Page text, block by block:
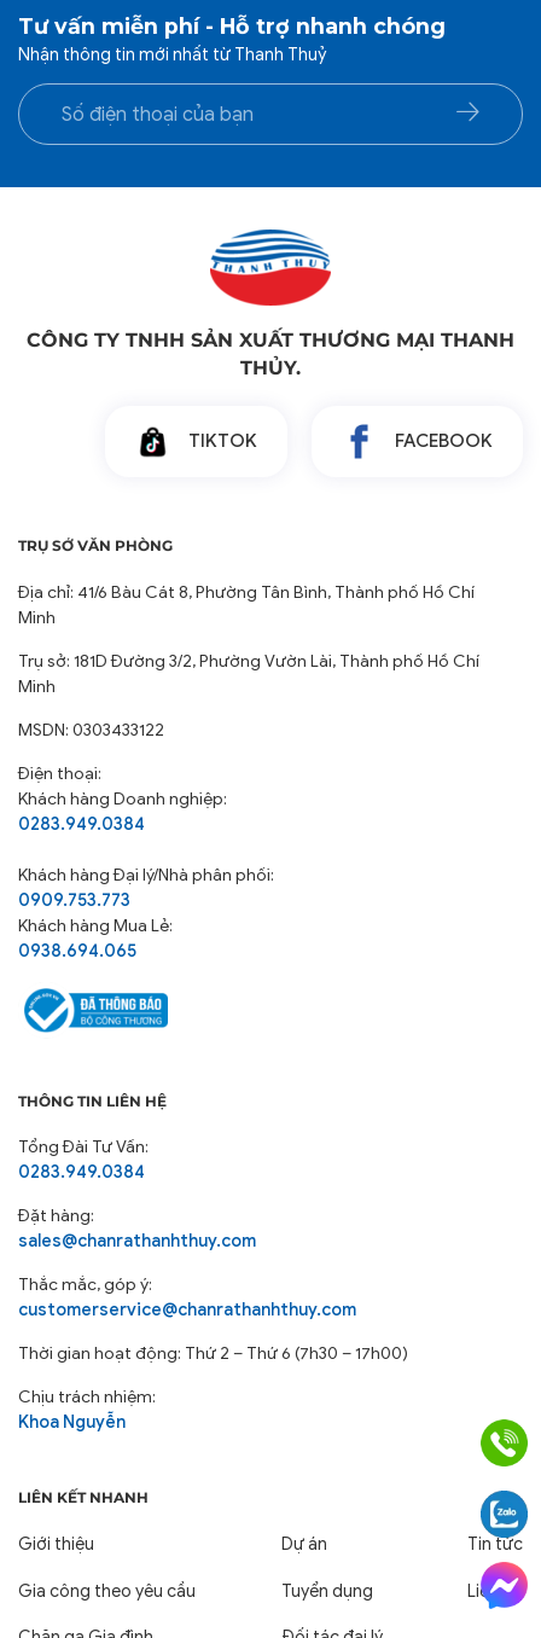
Tư vấn miễn phí - Hỗ trợ nhanh chóng
Nhận thông tin mới nhất từ Thanh Thuỷ
CÔNG TY TNHH SẢN XUẤT THƯƠNG MẠI THANH
THỦY.
TIKTOK FACEBOOK
TRỤ SỞ VĂN PHÒNG
Địa chỉ: 41/6 Bàu Cát 8, Phường Tân Bình, Thành phố Hồ Chí
Minh
Trụ sở: 181D Đường 3/2, Phường Vườn Lài, Thành phố Hồ Chí
Minh
MSDN: 0303433122
Điện thoại:
Khách hàng Doanh nghiệp:
0283.949.0384
Khách hàngĐại lý/Nhà phân phối:
0909.753.773
Khách hàng Mua Lẻ:
0938.694.065
THÔNG TIN LIÊN HỆ
Tổng Đài Tư Vấn:
0283.949.0384
Đặt hàng:
sales@chanrathanhthuy.com
Thắc mắc, góp ý:
customerservice@chanrathanhthuy.com
Thời gian hoạt động: Thứ 2 – Thứ 6 (7h30 – 17h00)
Chịu trách nhiệm:
Khoa Nguyễn
LIÊN KẾT NHANH
Giới thiệu
Gia công theo yêu cầu
Dự án
Tuyển dụng
Tin tức
Liên hệ